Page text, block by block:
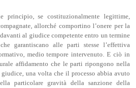
principio, se costituzionalmente legittime,
allorché comportino l’onere per la
al giudice competente entro un termine
garantiscano alle parti stesse l’effettiva
medio tempore intervenuto. E ciò in
affidamento che le parti ripongono nella
una volta che il processo abbia avuto
particolare gravità della sanzione della